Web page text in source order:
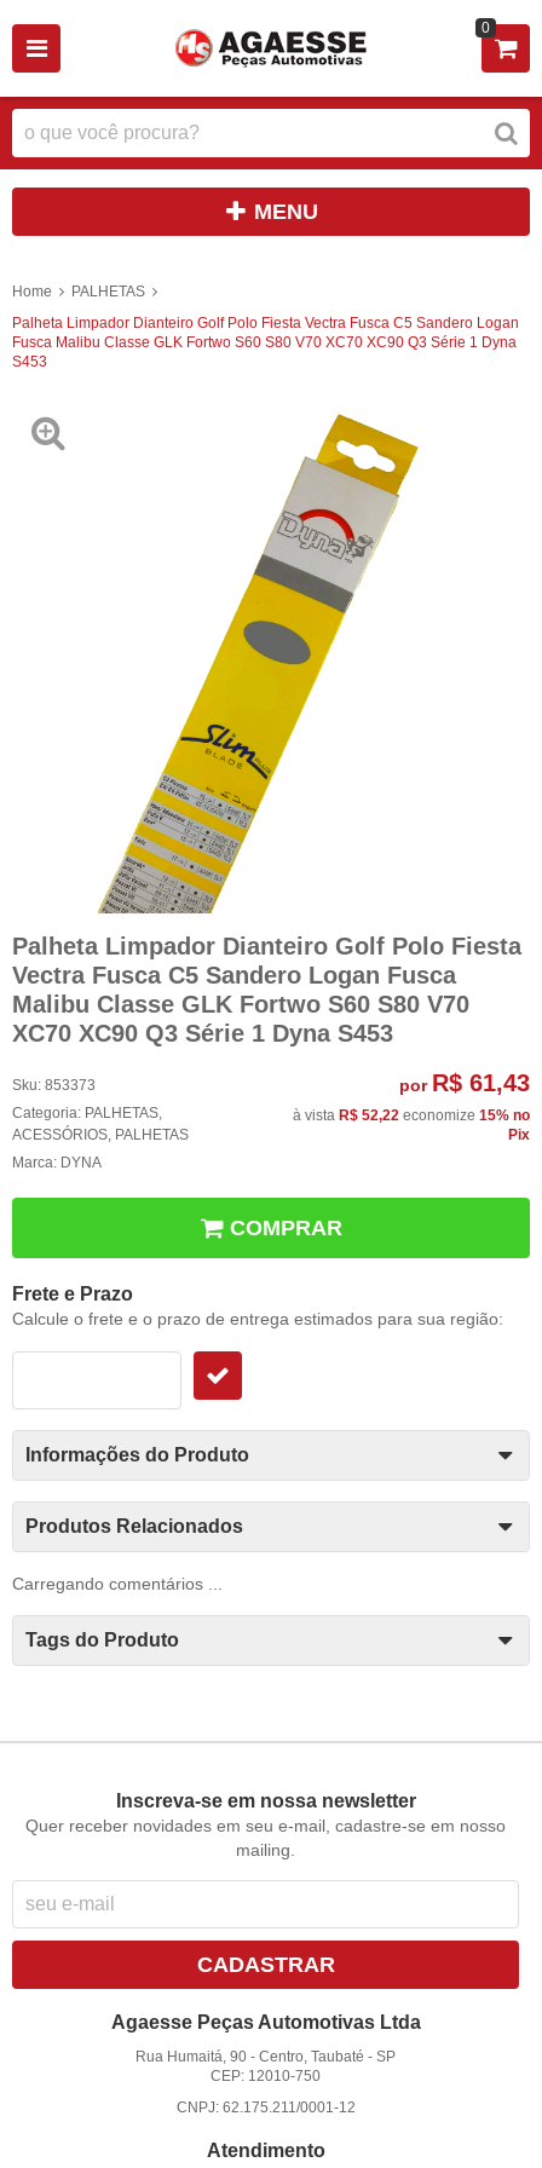
0
MENU
Home
PALHETAS
Palheta Limpador Dianteiro Golf Polo Fiesta Vectra Fusca C5 Sandero Logan
Fusca Malibu Classe GLK Fortwo S60 S80 V70 XC70 XC90 Q3 Série 1 Dyna
S453
Palheta Limpador Dianteiro Golf Polo Fiesta
Vectra Fusca C5 Sandero Logan Fusca
Malibu Classe GLK Fortwo S60 S80 V70
XC70 XC90 Q3 Série 1 Dyna S453
Sku: 853373
Categoria: PALHETAS,
ACESSÓRIOS, PALHETAS
Marca: DYNA
por R$ 61,43
à vista R$ 52,22 economize 15% no
Pix
COMPRAR
Frete e Prazo
Calcule o frete e o prazo de entrega estimados para sua região:
Informações do Produto
Produtos Relacionados
Carregando comentários ...
Tags do Produto
Inscreva-se em nossa newsletter
Quer receber novidades em seu e-mail, cadastre-se em nosso
mailing.
CADASTRAR
Agaesse Peças Automotivas Ltda
Rua Humaitá, 90 -Centro, Taubaté -SP
CEP: 12010-750
CNPJ: 62.175.211/0001-12
Atendimento